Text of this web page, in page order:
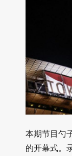
本期节目勺
的开幕式。